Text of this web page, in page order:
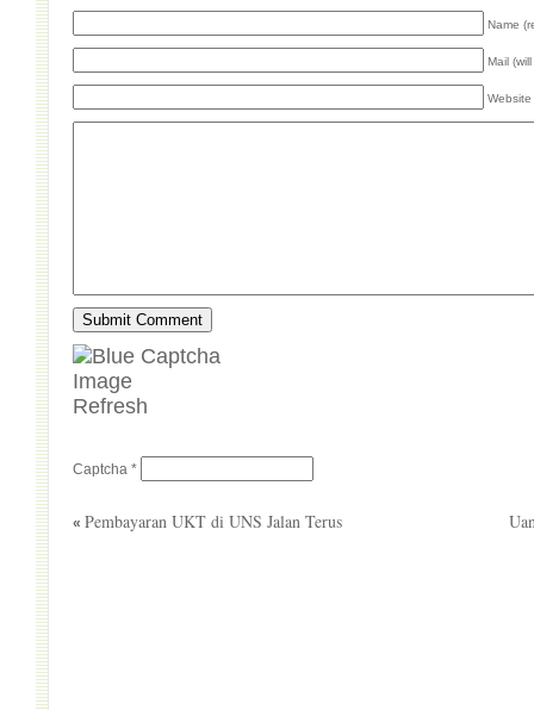
Name
Mail
Website
Refresh
Captcha *
« Pembayaran UKT di UNS Jalan Terus